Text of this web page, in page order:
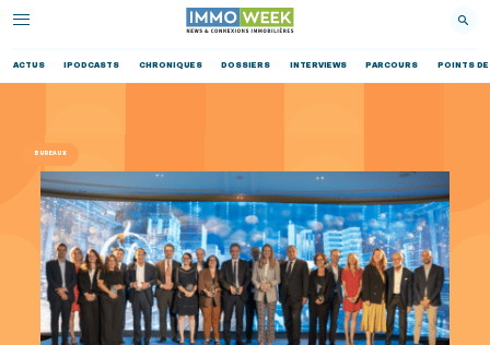
ACTUS IPODCASTS CHRONIQUES DOSSIERS INTERVIEWS PARCOURS POINTS DE
BUREAUX